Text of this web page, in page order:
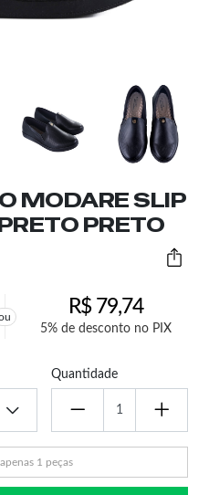
MODARE SLIP
PRETO
R$79,74
5% de desconto no PIX
Quantidade
1 peças